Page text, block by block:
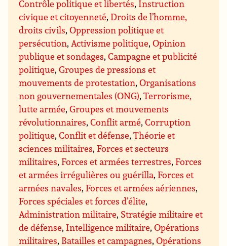
Contrôle politique et libertés, Instruction
civique et citoyenneté,Droits de l’homme,
droits civils,Oppression politique et
persécution,Activisme politique,Opinion
publique et sondages,Campagne et publicité
politique,Groupes de pressions et
mouvements de protestation,Organisations
non gouvernementales (ONG),Terrorisme,
lutte armée,Groupes et mouvements
révolutionnaires,Conflit armé,Corruption
politique,Conflit et défense,Théorie et
sciences militaires,Forces et secteurs
militaires,Forces et armées terrestres,Forces
et armées irrégulières ou guérilla,Forces et
armées navales,Forces et armées aériennes,
Forces spéciales et forces d’élite,
Administration militaire, Stratégie militaire et
de défense, Intelligence militaire,Opérations
militaires, Batailles et campagnes,Opérations